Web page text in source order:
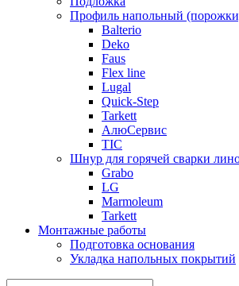
Профиль напольный
Balterio
Deko
Faus
Flex line
Lugal
Quick-Step
Tarkett
АлюСервис
ТІС
Шнур для горячей сварки
Grabo
LG
Marmoleum
Tarkett
Монтажные работы
Подготовка основания
Укладка напольных покрытий